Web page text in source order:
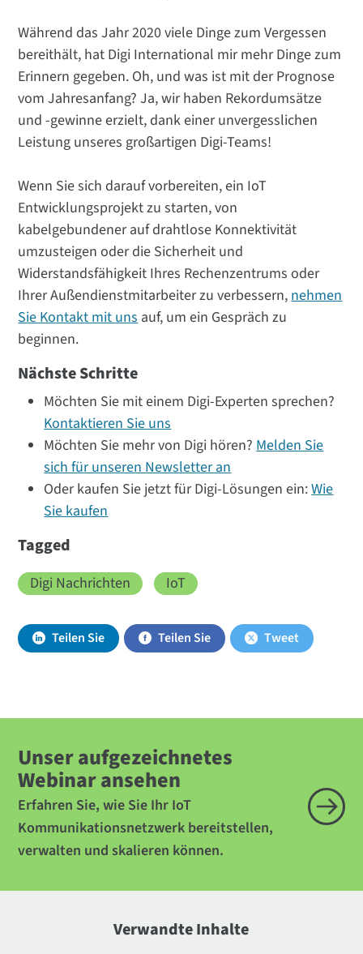
Während das Jahr 2020 viele Dinge zum Vergessen
bereithält, hat Digi International mir mehr Dinge zum
Erinnern gegeben. Oh, und was ist mit der Prognose
vom Jahresanfang? Ja, wir haben Rekordumsätze
und -gewinne erzielt, dank einer unvergesslichen
Leistung unseres großartigen Digi-Teams!
Wenn Sie sich darauf vorbereiten, ein IoT
Entwicklungsprojekt zu starten, von
kabelgebundener auf drahtlose Konnektivität
umzusteigen oder die Sicherheit und
Widerstandsfähigkeit Ihres Rechenzentrums oder
Ihrer Außendienstmitarbeiter zu verbessern, nehmen
Sie Kontakt mit uns auf, um ein Gespräch zu
beginnen.
Nächste Schritte
Möchten Sie mit einem Digi-Experten sprechen?
Kontaktieren Sie uns
Möchten Sie mehr von Digi hören? Melden Sie
sich für unseren Newsletter an
Oder kaufen Sie jetzt für Digi-Lösungen ein:Wie
Sie kaufen
Tagged
Digi Nachrichten IoT
Teilen Sie Teilen Sie Tweet
Unser aufgezeichnetes
Webinar ansehen
Erfahren Sie, wie Sie Ihr IoT
Kommunikationsnetzwerk bereitstellen,
verwalten und skalieren können.
Verwandte Inhalte